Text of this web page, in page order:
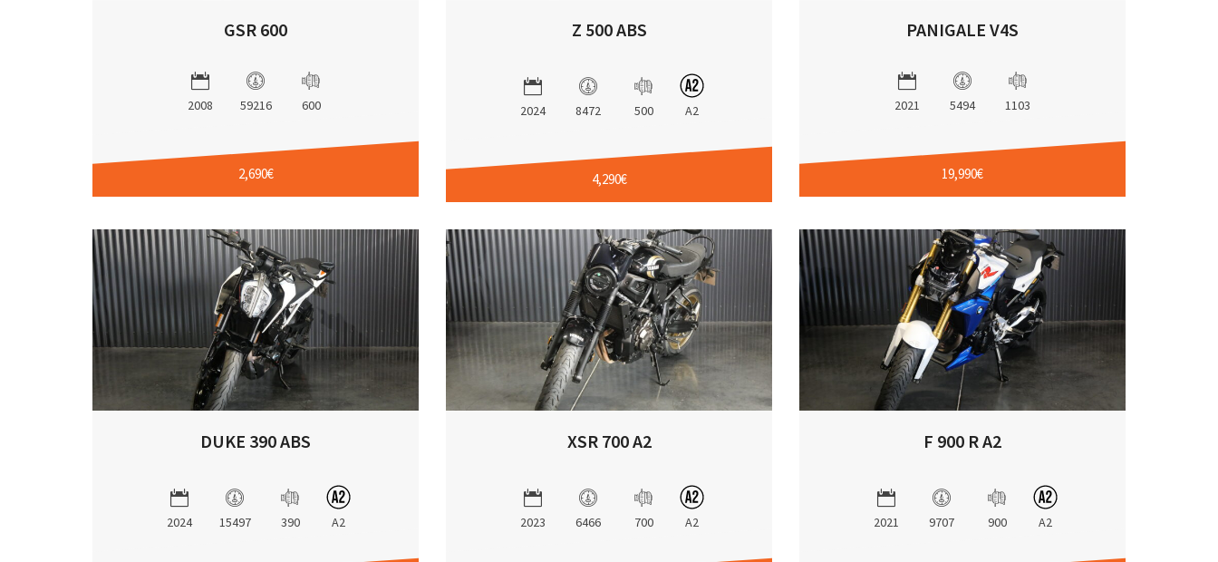
GSR 600
2008 59216 600
2,690€
Z 500 ABS
2024 8472 500 A2
4,290€
PANIGALE V4S
2021 5494 1103
19,990€
DUKE 390 ABS
2024 15497 390 A2
XSR 700 A2
2023 6466 700 A2
F 900 R A2
2021 9707 900 A2